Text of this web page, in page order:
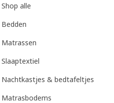
Shop alle
Bedden
Matrassen
Slaaptextiel
Nachtkastjes & bedtafeltjes
Matrasbodems